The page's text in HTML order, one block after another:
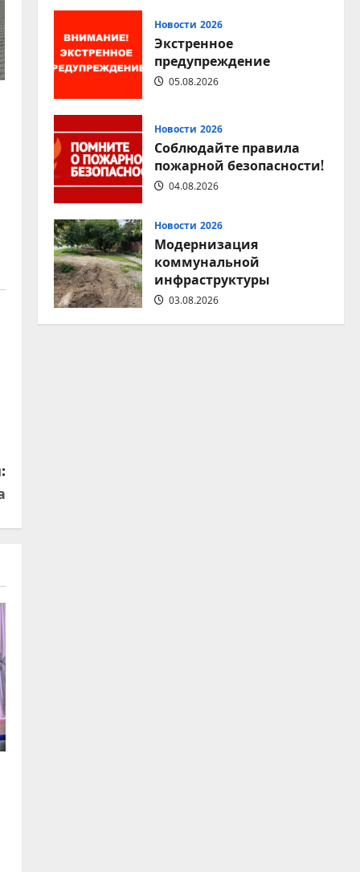
Новости 2026
Экстренное
предупреждение
05.08.2026
Новости 2026
Соблюдайте правила
пожарной безопасности!
04.08.2026
Новости 2026
Модернизация
коммунальной
инфраструктуры
03.08.2026